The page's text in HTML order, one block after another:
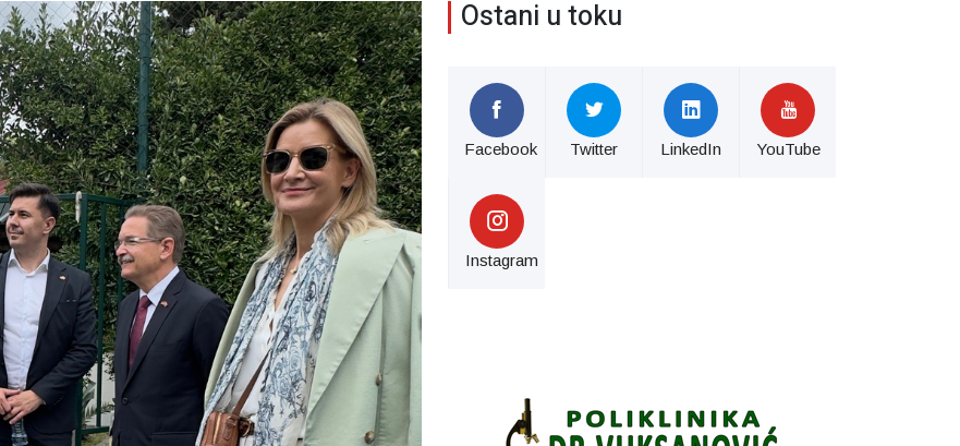
Ostani u toku
Facebook Twitter LinkedIn YouTube
Instagram